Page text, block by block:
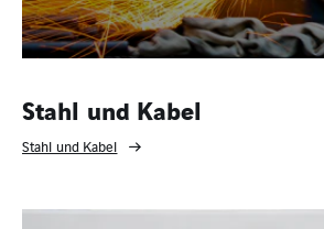
Stahl und Kabel
Stahl und Kabel